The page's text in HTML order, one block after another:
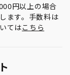
円以上の場合
ます。手数料は
てはこちら